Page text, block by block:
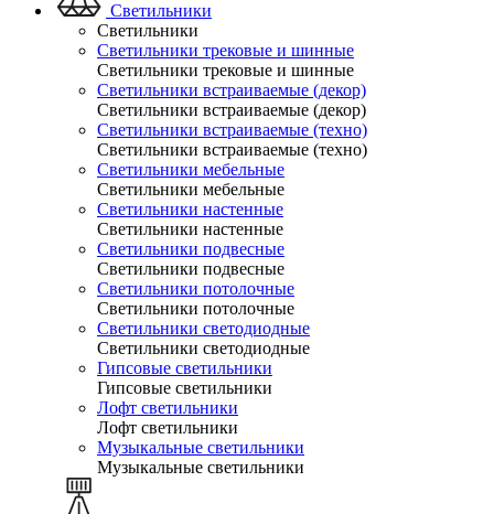
Светильники
Светильники
Светильники трековые и шинные
Светильники трековые и шинные
Светильники встраиваемые (декор)
Светильники встраиваемые (декор)
Светильники встраиваемые (техно)
Светильники встраиваемые (техно)
Светильники мебельные
Светильники мебельные
Светильники настенные
Светильники настенные
Светильники подвесные
Светильники подвесные
Светильники потолочные
Светильники потолочные
Светильники светодиодные
Светильники светодиодные
Гипсовые светильники
Гипсовые светильники
Лофт светильники
Лофт светильники
Музыкальные светильники
Музыкальные светильники